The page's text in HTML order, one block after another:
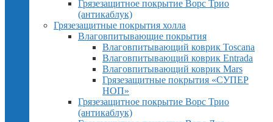
Грязезащитное покрытие Ворс Трио
(антикаблук)
Грязезащитные покрытия холла
Влаговпитывающие покрытия
Влаговпитывающий коврик Toscana
Влаговпитывающий коврик Entrada
Влаговпитывающий коврик Mars
Грязезащитные покрытия «СУПЕР
НОП»
Грязезащитное покрытие Ворс Трио
(антикаблук)